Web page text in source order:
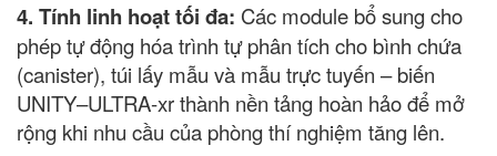
4. Tính linh hoạt tối đa: Các module bổ sung cho
phép tự động hóa trình tự phân tích cho bình chứa
(canister), túi lấy mẫu và mẫu trực tuyến – biến
UNITY–ULTRA-xr thành nền tảng hoàn hảo để mở
rộng khi nhu cầu của phòng thí nghiệm tăng lên.